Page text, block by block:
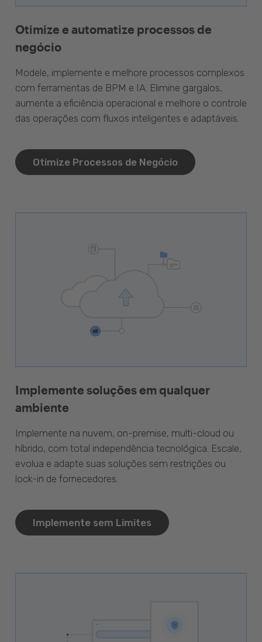
Otimize e automatize processos de
negócio
Modele, implemente e melhore processos complexos
com ferramentas de BPM e IA. Elimine gargalos,
aumente a eficiência operacional e melhore o controle
das operações com fluxos inteligentes e adaptáveis.
Otimize Processos de Negócio
Implemente soluções em qualquer
ambiente
Implemente na nuvem, on-premise, multi-cloud ou
híbrido, com total independência tecnológica. Escale,
evolua e adapte suas soluções sem restrições ou
lock-in de fornecedores.
Implemente sem Limites